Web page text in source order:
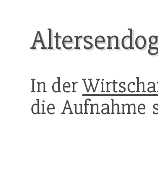
In der
die Aufnahme